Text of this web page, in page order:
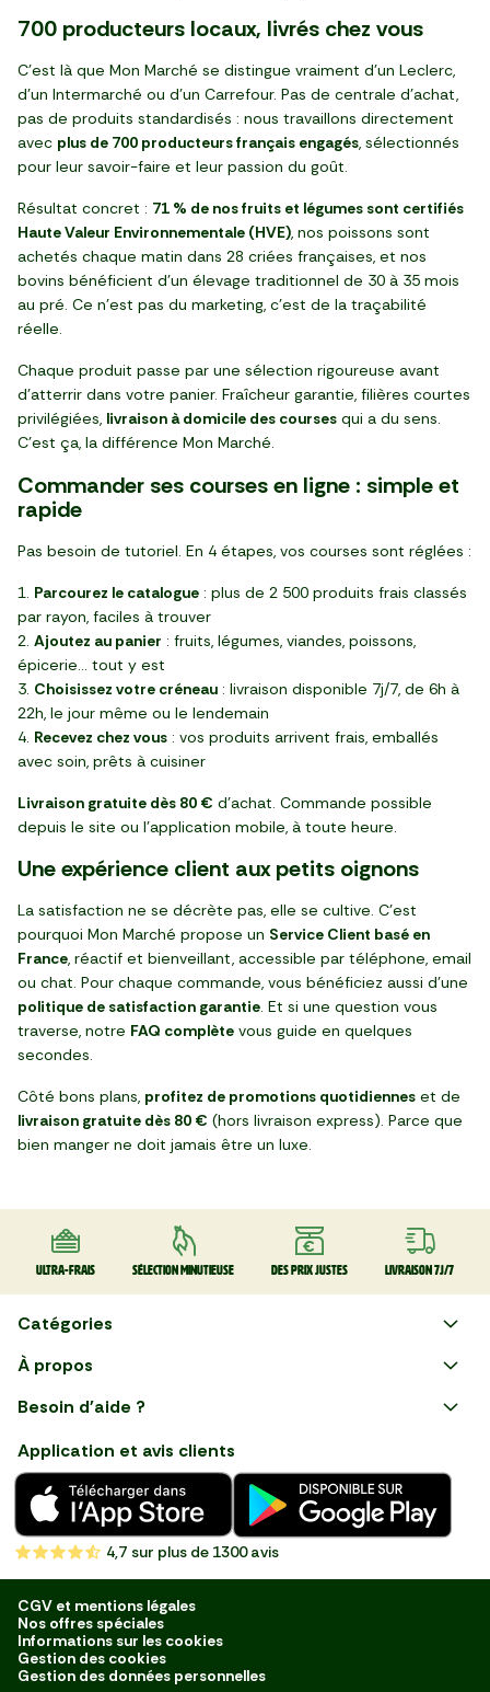
700 producteurs locaux, livrés chez vous
C'est là que Mon Marché se distingue vraiment d'un Leclerc,
d'un Intermarché ou d'un Carrefour. Pas de centrale d'achat,
pas de produits standardisés : nous travaillons directement
avec plus de 700 producteurs français engagés, sélectionnés
pour leur savoir-faire et leur passion du goût.
Résultat concret : 71 % de nos fruits et légumes sont certifiés
Haute Valeur Environnementale (HVE), nos poissons sont
achetés chaque matin dans 28 criées françaises, et nos
bovins bénéficient d'un élevage traditionnel de 30 à 35 mois
au pré. Ce n'est pas du marketing, c'est de la traçabilité
réelle.
Chaque produit passe par une sélection rigoureuse avant
d'atterrir dans votre panier. Fraîcheur garantie, filières courtes
privilégiées, livraison à domicile des courses qui a du sens.
C'est ça, la différence Mon Marché.
Commander ses courses en ligne : simple et
rapide
Pas besoin de tutoriel. En 4 étapes, vos courses sont réglées :
Parcourez le catalogue : plus de 2 500 produits frais classés
par rayon, faciles à trouver
Ajoutez au panier : fruits, légumes, viandes, poissons,
épicerie... tout y est
Choisissez votre créneau : livraison disponible 7j/7, de 6h à
22h, le jour même ou le lendemain
Recevez chez vous : vos produits arrivent frais, emballés
avec soin, prêts à cuisiner
Livraison gratuite dès 80 € d'achat. Commande possible
depuis le site ou l'application mobile, à toute heure.
Une expérience client aux petits oignons
La satisfaction ne se décrète pas, elle se cultive. C’est
pourquoi Mon Marché propose un Service Client basé en
France, réactif et bienveillant, accessible par téléphone, email
ou chat. Pour chaque commande, vous bénéficiez aussi d’une
politique de satisfaction garantie. Et si une question vous
traverse, notre FAQ complète vous guide en quelques
secondes.
Côté bons plans, profitez de promotions quotidiennes et de
livraison gratuite dès 80 € (hors livraison express). Parce que
bien manger ne doit jamais être un luxe.
Ultra-frais Sélection minutieuse Des prix justes Livraison 7J/7
Catégories
Faire ses courses en ligne
Nouveautés
Fruits
Légumes
Boucherie
Charcuterie
Poissonnerie
Fromagerie
À propos
et savoir-faire français en
choisissant notre service de
livraison de produits frais et
de qualité, livrés directement
chez vous. Une expérience
de courses en ligne pensée
pour vous.
Besoin d'aide ?
Application et avis clients
4,7 sur plus de 1300 avis
CGV et mentions légales
Nos offres spéciales
Informations sur les cookies
Gestion des cookies
Gestion des données personnelles